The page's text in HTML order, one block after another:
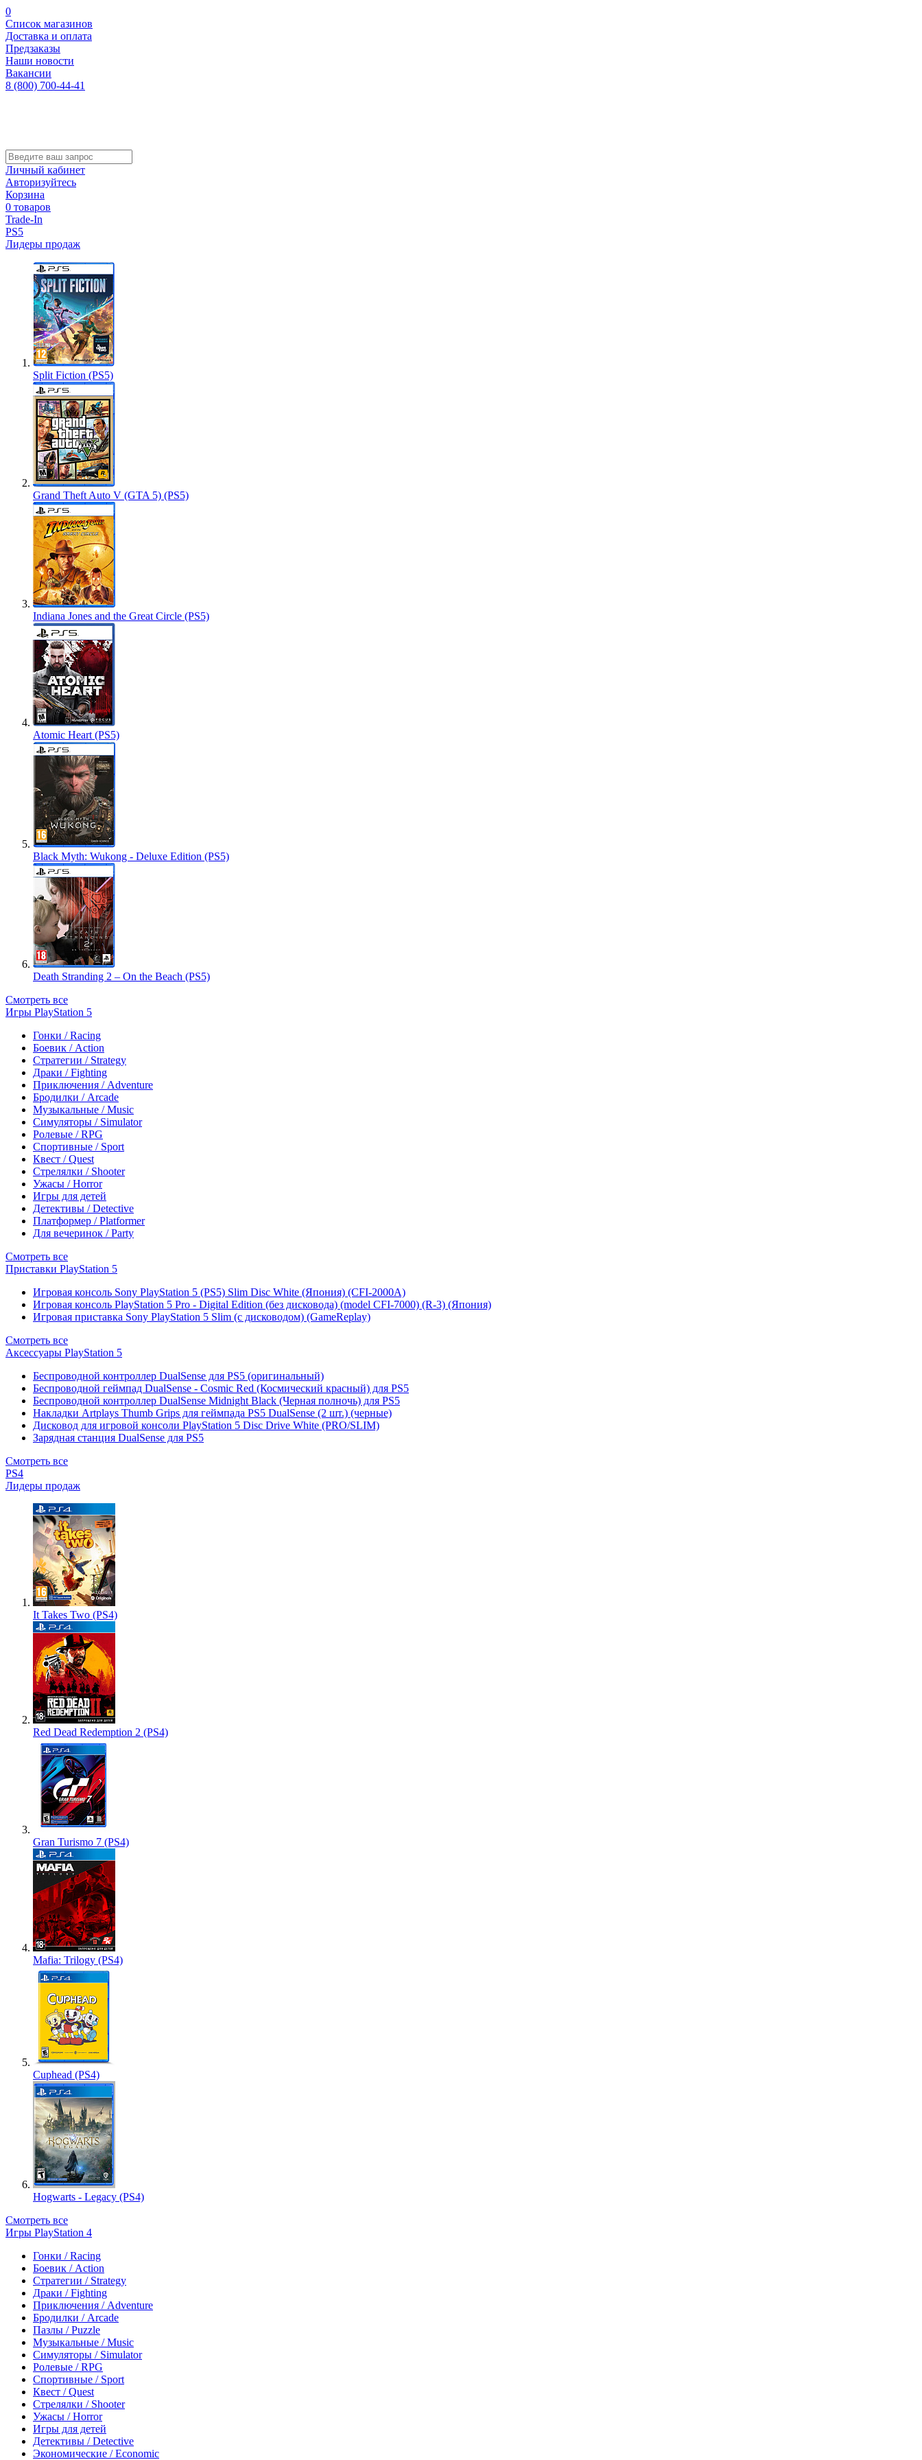
0
Список магазинов
Доставка и оплата
Предзаказы
Наши новости
Вакансии
8 (800) 700-44-41
Личный кабинет
Авторизуйтесь
Корзина
0 товаров
Trade-In
PS5
Лидеры продаж
Split Fiction (PS5)
Grand Theft Auto V (GTA 5) (PS5)
Indiana Jones and the Great Circle (PS5)
Atomic Heart (PS5)
Black Myth: Wukong - Deluxe Edition (PS5)
Death Stranding 2 – On the Beach (PS5)
Смотреть все
Игры PlayStation 5
Гонки / Racing
Боевик / Action
Стратегии / Strategy
Драки / Fighting
Приключения / Adventure
Бродилки / Arcade
Музыкальные / Music
Симуляторы / Simulator
Ролевые / RPG
Спортивные / Sport
Квест / Quest
Стрелялки / Shooter
Ужасы / Horror
Игры для детей
Детективы / Detective
Платформер / Platformer
Для вечеринок / Party
Смотреть все
Приставки PlayStation 5
Игровая консоль Sony PlayStation 5 (PS5) Slim Disc White (Япония) (CFI-2000A)
Игровая консоль PlayStation 5 Pro - Digital Edition (без дисковода) (model CFI-7000) (R-3) (Япония)
Игровая приставка Sony PlayStation 5 Slim (с дисководом) (GameReplay)
Смотреть все
Аксессуары PlayStation 5
Беспроводной контроллер DualSense для PS5 (оригинальный)
Беспроводной геймпад DualSense - Cosmic Red (Космический красный) для PS5
Беспроводной контроллер DualSense Midnight Black (Черная полночь) для PS5
Накладки Artplays Thumb Grips для геймпада PS5 DualSense (2 шт.) (черные)
Дисковод для игровой консоли PlayStation 5 Disc Drive White (PRO/SLIM)
Зарядная станция DualSense для PS5
Смотреть все
PS4
Лидеры продаж
It Takes Two (PS4)
Red Dead Redemption 2 (PS4)
Gran Turismo 7 (PS4)
Mafia: Trilogy (PS4)
Cuphead (PS4)
Hogwarts - Legacy (PS4)
Смотреть все
Игры PlayStation 4
Гонки / Racing
Боевик / Action
Стратегии / Strategy
Драки / Fighting
Приключения / Adventure
Бродилки / Arcade
Пазлы / Puzzle
Музыкальные / Music
Симуляторы / Simulator
Ролевые / RPG
Спортивные / Sport
Квест / Quest
Стрелялки / Shooter
Ужасы / Horror
Игры для детей
Детективы / Detective
Экономические / Economic